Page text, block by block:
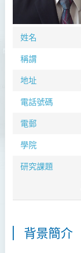
姓名
稱謂
地址
電話號碼
電郵
學院
研究課題
背景簡介